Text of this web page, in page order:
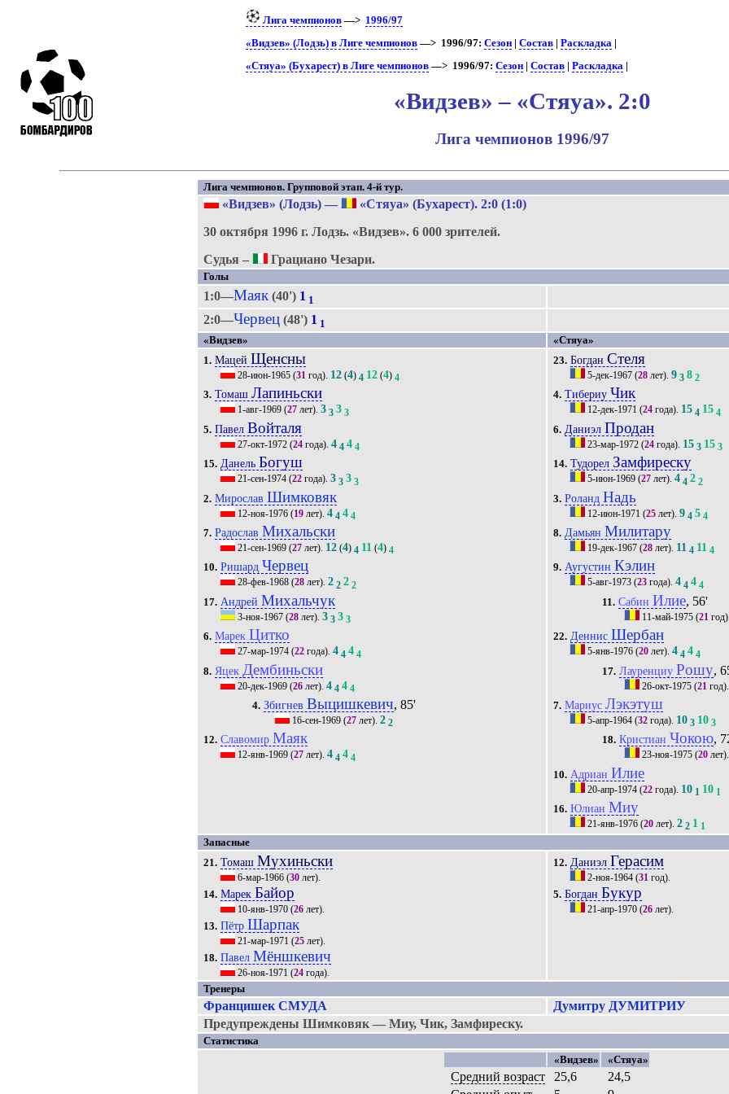
Лига чемпионов —> 1996/97
«Видзев» (Лодзь) в Лиге чемпионов —> 1996/97:Сезон |Состав |Раскладка |
«Стяуа» (Бухарест) в Лиге чемпионов —> 1996/97:Сезон |Состав |Раскладка |
«Видзев» – «Стяуа». 2:0
Лига чемпионов 1996/97
Лига чемпионов. Групповой этап. 4-й тур.
«Видзев» (Лодзь) — «Стяуа» (Бухарест). 2:0 (1:0)
30 октября 1996 г.Лодзь. «Видзев».6 000 зрителей.
Судья –
Грациано Чезари.
Голы
1:0—Маяк (40') 1 1
2:0—Червец (48') 1 1
«Видзев»
«Стяуа»
1. Мацей Щенсны
28-июн-1965 (31 год). 12 (4) 4 12 (4) 4
3. ТомашЛапиньски
1-авг-1969 (27 лет).3 3 3 3
5. Павел Войталя
27-окт-1972 (24 года).4 4 4 4
15. Данель Богуш
21-сен-1974 (22 года).3 3 3 3
2. Мирослав Шимковяк
12-ноя-1976 (19 лет).4 4 4 4
7. Радослав Михальски
21-сен-1969 (27 лет). 12 (4) 4 11 (4) 4
10. Ришард Червец
28-фев-1968 (28 лет).2 2 2 2
17. Андрей Михальчук
3-ноя-1967 (28 лет).3 3 3 3
6. Марек Цитко
27-мар-1974 (22 года).4 4 4 4
8. Яцек Дембиньски
20-дек-1969 (26 лет).4 4 4 4
4. Збигнев Выцишкевич, 85'
16-сен-1969(27лет). 2 2
12. СлавомирМаяк
12-янв-1969 (27 лет).4 4 4 4
23. БогданСтеля
5-дек-1967 (28 лет).9 3 8 2
4. Тибериу Чик
12-дек-1971 (24 года). 15 4 15 4
6. Даниэл Продан
23-мар-1972 (24 года). 15 3 15 3
14. Тудорел Замфиреску
5-июн-1969 (27 лет).4 4 2 2
3. Роланд Надь
12-июн-1971 (25 лет).9 4 5 4
8. Дамьян Милитару
19-дек-1967 (28 лет). 11 4 11 4
9. АугустинКэлин
5-авг-1973 (23 года).4 4 4 4
11. Сабин Илие, 56'
11-май-1975(21 год).
22. Деннис Шербан
5-янв-1976 (20 лет).4 4 4 4
17. Лауренциу Рошу,
26-окт-1975(21 год).
7. МариусЛэкэтуш
5-апр-1964 (32 года). 10 3 10 3
18. Кристиан Чокою,
23-ноя-1975(20лет).
10. Адриан Илие
20-апр-1974 (22 года). 10 1 10 1
16. Юлиан Миу
21-янв-1976 (20 лет).2 2 1 1
Запасные
21. Томаш Мухиньски
6-мар-1966 (30 лет).
14. Марек Байор
10-янв-1970 (26 лет).
13. Пётр Шарпак
21-мар-1971 (25 лет).
18. Павел Мёншкевич
26-ноя-1971 (24 года).
12. Даниэл Герасим
2-ноя-1964 (31 год).
5. Богдан Букур
21-апр-1970 (26 лет).
Тренеры
Францишек СМУДА
Думитру ДУМИТРИУ
Предупреждены Шимковяк — Миу, Чик, Замфиреску.
Статистика
«Видзев»
«Стяуа»
Средний возраст 25,6
24,5